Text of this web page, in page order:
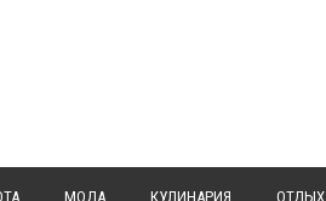
МОДА КУЛИНАРИЯ ОТДЫХ